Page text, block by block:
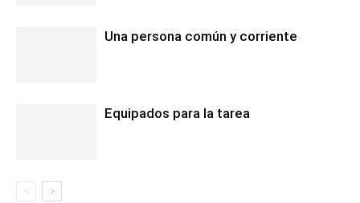
Una persona común y corriente
Equipados para la tarea